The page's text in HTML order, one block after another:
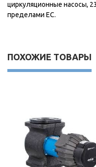
циркуляционные насосы,
пределами ЕС.
ПОХОЖИЕ ТОВАРЫ